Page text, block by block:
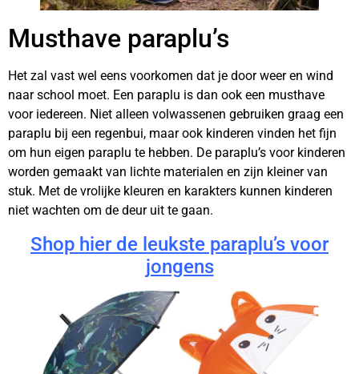
Musthave paraplu’s
Het zal vast wel eens voorkomen dat je door weer en wind
naar school moet. Een paraplu is dan ook een musthave
voor iedereen. Niet alleen volwassenen gebruiken graag een
paraplu bij een regenbui, maar ook kinderen vinden het fijn
om hun eigen paraplu te hebben. De paraplu’s voor kinderen
worden gemaakt van lichte materialen en zijn kleiner van
stuk. Met de vrolijke kleuren en karakters kunnen kinderen
niet wachten om de deur uit te gaan.
Shop hier de leukste paraplu’s voor
jongens